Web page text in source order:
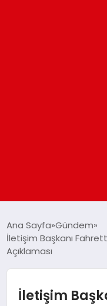
GÜNDEM
DÜNYA
Ana Sayfa Gündem
İletişim Başkanı
Açıklaması
İletişim